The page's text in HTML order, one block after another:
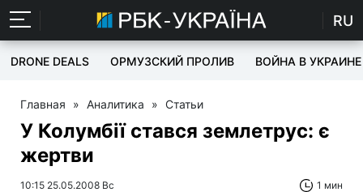
RU
DRONE DEALS ОРМУЗСКИЙ ПРОЛИВ ВОЙНА В УКРАИНЕ
Главная » Аналитика » Статьи
У Колумбії стався землетрус: є
жертви
10:15 25.05.2008 Вс 1 мин